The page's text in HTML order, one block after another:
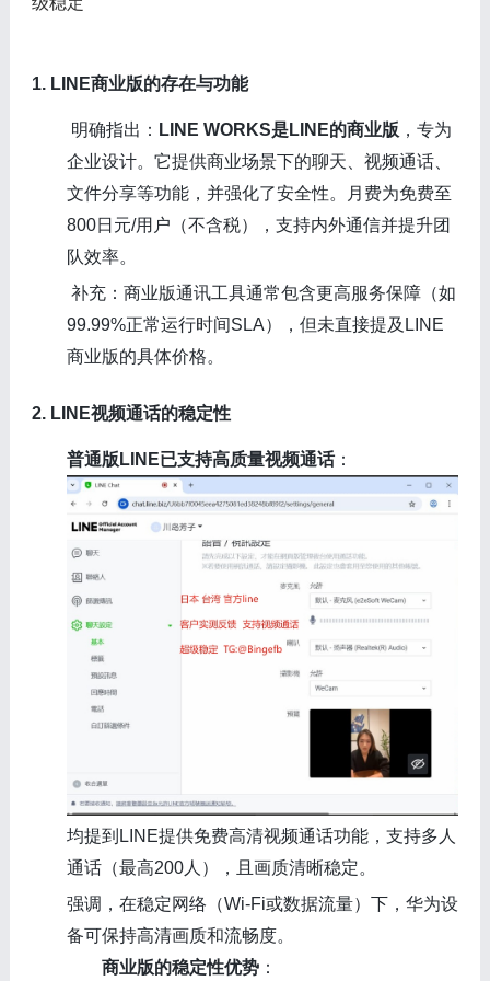
1. LINE商业版的存在与功能
明确指出： LINE WORKS是LINE的商业版 ，专为
企业设计。它提供商业场景下的聊天、视频通话、
文件分享等功能，并强化了安全性。月费为免费至
800日元/用户（不含税），支持内外通信并提升团
队效率。
补充：商业版通讯工具通常包含更高服务保障（如
99.99%正常运行时间SLA），但未直接提及LINE
商业版的具体价格。
2. LINE视频通话的稳定性
普通版LINE已支持高质量视频通话：
均提到LINE提供免费高清视频通话功能，支持多人
通话（最高200人），且画质清晰稳定。
强调，在稳定网络（Wi-Fi或数据流量）下，华为设
备可保持高清画质和流畅度。
商业版的稳定性优势：